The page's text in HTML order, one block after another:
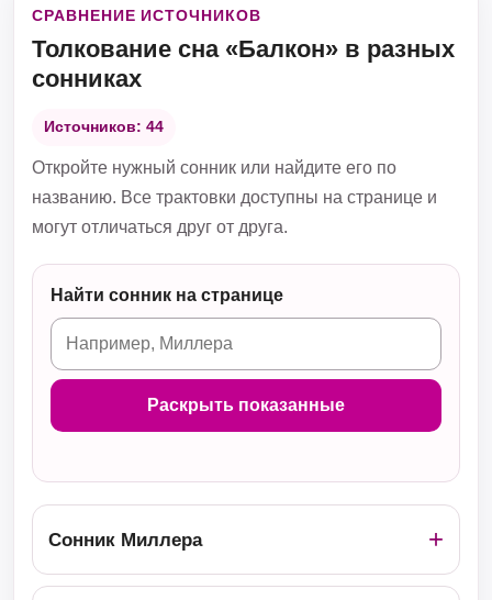
СРАВНЕНИЕ ИСТОЧНИКОВ
Толкование сна «Балкон» в разных
сонниках
Источников: 44
Откройте нужный сонник или найдите его по
названию. Все трактовки доступны на странице и
могут отличаться друг от друга.
Найти сонник на странице
Раскрыть показанные
Сонник Миллера